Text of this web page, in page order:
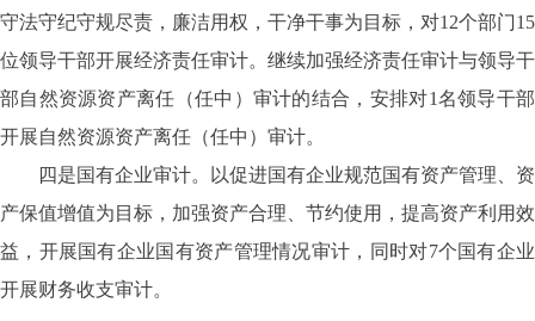
守法守纪守规尽责，廉洁用权，干净干事为目标，对12个部门15
位领导干部开展经济责任审计。继续加强经济责任审计与领导干
部自然资源资产离任（任中）审计的结合，安排对1名领导干部
开展自然资源资产离任（任中）审计。
四是国有企业审计。以促进国有企业规范国有资产管理、资
产保值增值为目标，加强资产合理、节约使用，提高资产利用效
益，开展国有企业国有资产管理情况审计，同时对7个国有企业
开展财务收支审计。